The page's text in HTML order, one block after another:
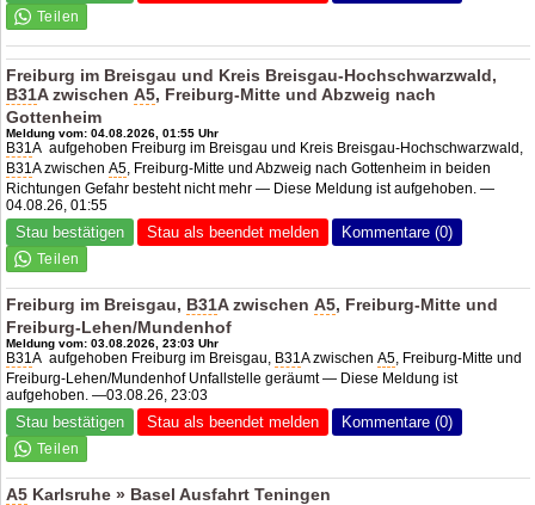
Freiburg im Breisgau und Kreis Breisgau-Hochschwarzwald,
B31A zwischenA5, Freiburg-Mitte und Abzweig nach
Gottenheim
Meldung vom: 04.08.2026, 01:55 Uhr
B31A aufgehoben Freiburg im Breisgau und Kreis Breisgau-Hochschwarzwald,
B31A zwischenA5, Freiburg-Mitte und Abzweig nach Gottenheim in beiden
Richtungen Gefahr besteht nicht mehr — Diese Meldung ist aufgehoben. —
04.08.26, 01:55
Stau bestätigen Stau als beendet melden Kommentare (0)
Freiburg im Breisgau, B31A zwischenA5, Freiburg-Mitte und
Freiburg-Lehen/Mundenhof
Meldung vom: 03.08.2026, 23:03 Uhr
B31A aufgehoben Freiburg im Breisgau, B31A zwischenA5, Freiburg-Mitte und
Freiburg-Lehen/Mundenhof Unfallstelle geräumt — Diese Meldung ist
aufgehoben. —03.08.26, 23:03
Stau bestätigen Stau als beendet melden Kommentare (0)
A5 Karlsruhe » Basel Ausfahrt Teningen